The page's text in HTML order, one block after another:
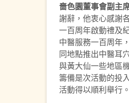
嗇色園董事會副主
謝辭，他衷心感謝
一百周年啟動禮及
中醫服務一百周年
同地點推出中醫耳
與黃大仙一些地區
籌備是次活動的投
活動得以順利舉行。